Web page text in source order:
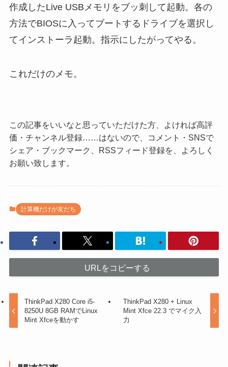
作成したLive USBメモリをブッ刺して起動。各の
方法でBIOSに入ってブートするドライブを選択し
てインストーラ起動。指示にしたがってやる。
これだけのメモ。
この記事をいいなと思っていただけた方、よければ高評
価・チャンネル登録……はないので、コメント・SNSで
シェア・ブックマーク、RSSフィード登録を、よろしく
お願い致します。
計算機だけが友だち
URLをコピーする
ThinkPad X280 Core i5-
8250U 8GB RAMでLinux
Mint Xfceを動かす
ThinkPad X280 + Linux
Mint Xfce 22.3 でマイク入
力